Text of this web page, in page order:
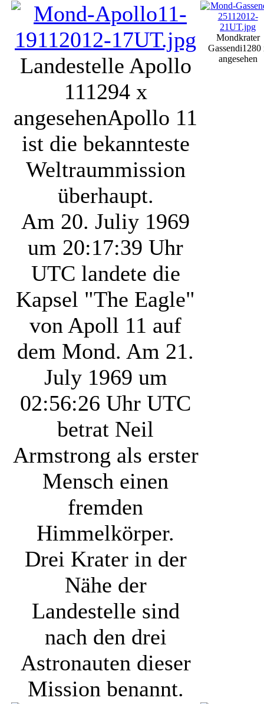
Landestelle Apollo
111294 x
angesehenApollo 11
ist die bekannteste
Weltraummission
überhaupt.
Am 20. Juliy 1969
um 20:17:39 Uhr
UTC landete die
Kapsel "The Eagle"
von Apoll 11 auf
dem Mond. Am 21.
July 1969 um
02:56:26 Uhr UTC
betrat Neil
Armstrong als erster
Mensch einen
fremden
Himmelkörper.
Drei Krater in der
Nähe der
Landestelle sind
nach den drei
Astronauten dieser
Mission benannt.
Mondkrater
Gassendi1280
angesehen